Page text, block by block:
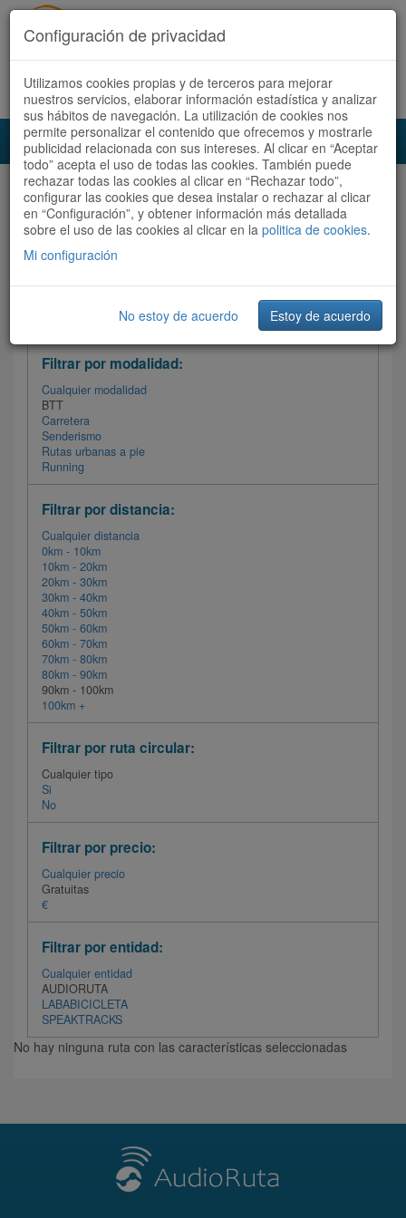
Acceder Registrate ahora Español | Català
Audioruta Todas las rutas
Todas las rutas Ordenar por:Más recientes
Filtrar las rutas
Filtrar por modalidad:
Cualquier modalidad
BTT
Carretera
Senderismo
Rutas urbanas a pie
Running
Filtrar por distancia:
Cualquier distancia
0km - 10km
10km - 20km
20km - 30km
30km - 40km
40km - 50km
50km - 60km
60km - 70km
70km - 80km
80km - 90km
90km - 100km
100km +
Filtrar por ruta circular:
Cualquier tipo
Si
No
Filtrar por precio:
Cualquier precio
Gratuitas
€
Filtrar por entidad:
Cualquier entidad
AUDIORUTA
LABABICICLETA
SPEAKTRACKS
No hay ninguna ruta con las características seleccionadas
Configuración de privacidad
Utilizamos cookies propias y de terceros para mejorar
nuestros servicios, elaborar información estadística y analizar
sus hábitos de navegación. La utilización de cookies nos
permite personalizar el contenido que ofrecemos y mostrarle
publicidad relacionada con sus intereses. Al clicar en “Aceptar
todo” acepta el uso de todas las cookies. También puede
rechazar todas las cookies al clicar en “Rechazar todo”,
configurar las cookies que desea instalar o rechazar al clicar
en “Configuración”, y obtener información más detallada
sobre el uso de las cookies al clicar en la politica de cookies.
Mi configuración
No estoy de acuerdo Estoy de acuerdo